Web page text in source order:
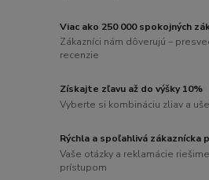
Viac ako 250 000 spokojných
Zákazníci nám dôverujú –
recenzie
Získajte zľavu až do výšky 10%
Vyberte si kombináciu zliav a
Rýchla a spoľahlivá zákaznícka
Vaše otázky a reklamácie
prístupom